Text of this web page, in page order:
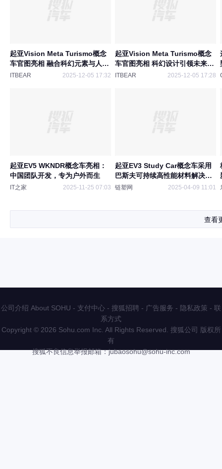
起亚Vision Meta Turismo概念
车官图亮相 融合科幻元素与人性
化空间设计
ITBEAR 2025-12-05 17:32
起亚Vision Meta Turismo概念
车官图亮相 科幻设计引领未来出
行新风潮
ITBEAR 2025-12-05 17:28
起亚EV5 WKNDR概念车亮相：
中国团队开发，专为户外而生
IT之家 2025-11-25 07:03
起亚EV3 Study Car概念车采用
巴斯夫可持续高性能材料解决方
案
链塑网 2025-04-09 11:01
查看
公司介绍 About SOHU - 支付中心 - 搜狐招聘 - 广告服务 - 隐私政策 - 联
系方式
Copyright © 2026 Sohu.com Inc. All Rights Reserved. 搜狐公司 版权所
有
搜狐不良信息举报邮箱：jubaosohu@sohu-inc.com